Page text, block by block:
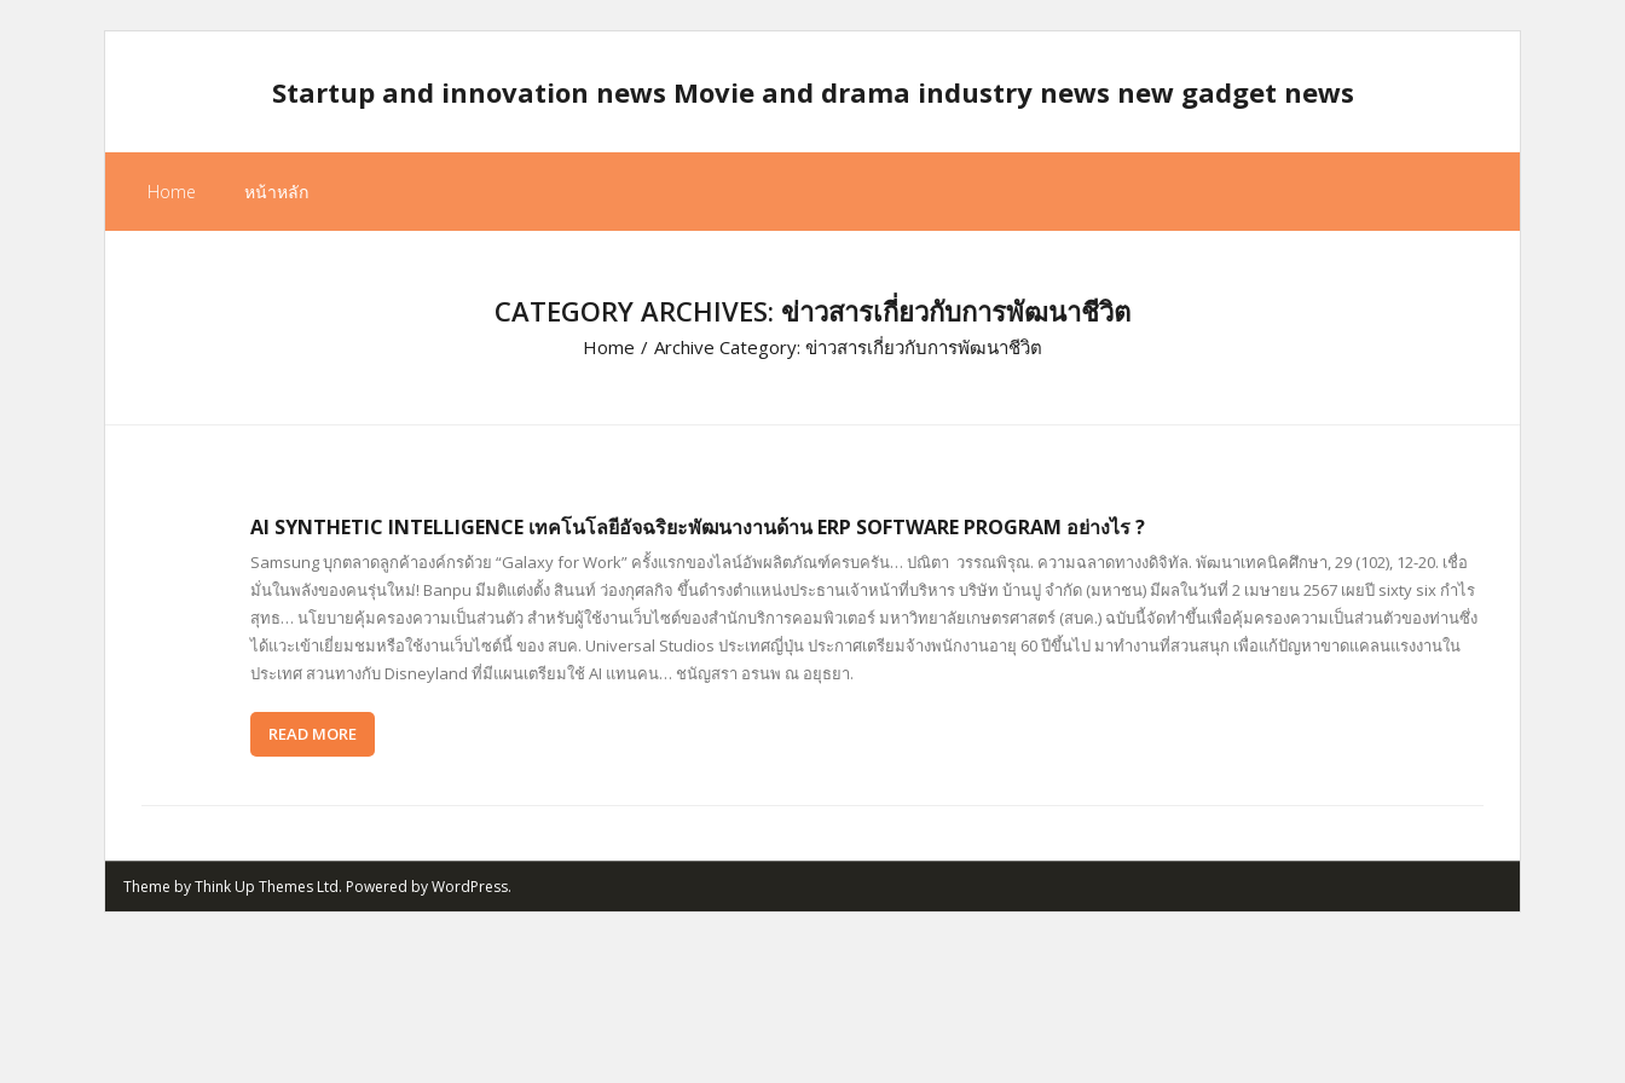
Startup and innovation news Movie and drama industry news new gadget news
Home หน้าหลัก
CATEGORY ARCHIVES: ข่าวสารเกี่ยวกับการพัฒนาชีวิต
Home / Archive Category: ข่าวสารเกี่ยวกับการพัฒนาชีวิต
AI SYNTHETIC INTELLIGENCE เทคโนโลยีอัจฉริยะพัฒนางานด้าน ERP SOFTWARE PROGRAM อย่างไร ?
Samsung บุกตลาดลูกค้าองค์กรด้วย “Galaxy for Work” ครั้งแรกของไลน์อัพผลิตภัณฑ์ครบครัน… ปณิตา วรรณพิรุณ. ความฉลาดทางงดิจิทัล. พัฒนาเทคนิคศึกษา, 29 (102), 12-20. เชื่อ
มั่นในพลังของคนรุ่นใหม่! Banpu มีมติแต่งตั้ง สินนท์ ว่องกุศลกิจ ขึ้นดำรงตำแหน่งประธานเจ้าหน้าที่บริหาร บริษัท บ้านปู จำกัด (มหาชน) มีผลในวันที่ 2 เมษายน 2567 เผยปี sixty six กำไร
สุทธ… นโยบายคุ้มครองความเป็นส่วนตัว สำหรับผู้ใช้งานเว็บไซต์ของสำนักบริการคอมพิวเตอร์ มหาวิทยาลัยเกษตรศาสตร์ (สบค.) ฉบับนี้จัดทำขึ้นเพื่อคุ้มครองความเป็นส่วนตัวของท่านซึ่ง
ได้แวะเข้าเยี่ยมชมหรือใช้งานเว็บไซต์นี้ ของ สบค. Universal Studios ประเทศญี่ปุ่น ประกาศเตรียมจ้างพนักงานอายุ 60 ปีขึ้นไป มาทำงานที่สวนสนุก เพื่อแก้ปัญหาขาดแคลนแรงงานใน
ประเทศ สวนทางกับ Disneyland ที่มีแผนเตรียมใช้ AI แทนคน… ชนัญสรา อรนพ ณ อยุธยา.
READ MORE
Theme byThink Up Themes Ltd. Powered byWordPress.